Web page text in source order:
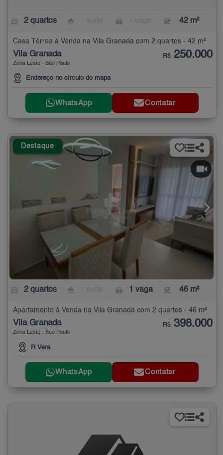
2 quartos 42 m²
Casa Térrea à Venda na Vila Granada com 2 quartos - 42 m²
Vila Granada
Zona Leste - São Paulo
Endereço no círculo do mapa
R$ 250.000
WhatsApp Contatar
Destaque
2 quartos 1 vaga 46 m²
Apartamento à Venda na Vila Granada com 2 quartos - 46 m²
Vila Granada
Zona Leste - São Paulo
R Vera
R$ 398.000
WhatsApp Contatar